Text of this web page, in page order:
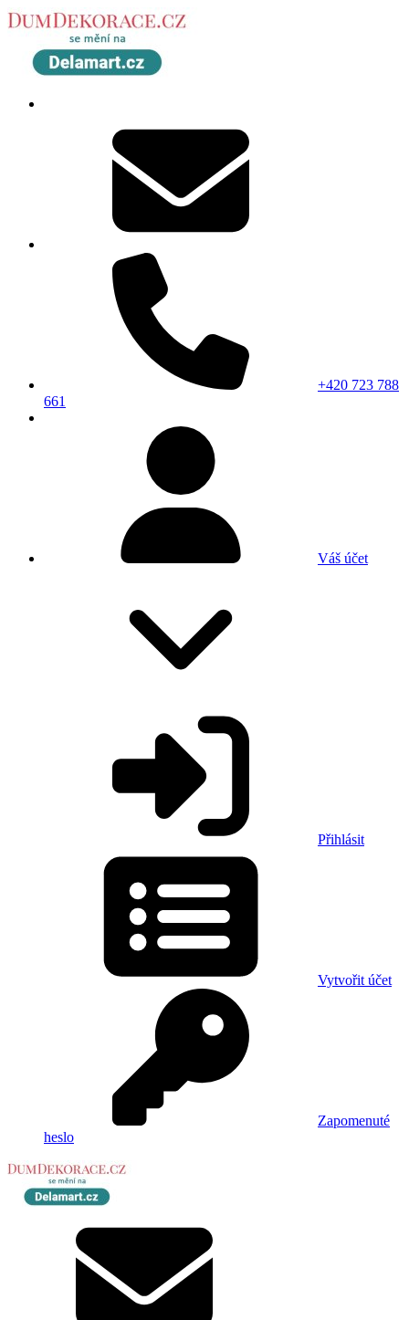
+420 723 788
661
Váš účet
Přihlásit
Vytvořit účet
Zapomenuté
heslo